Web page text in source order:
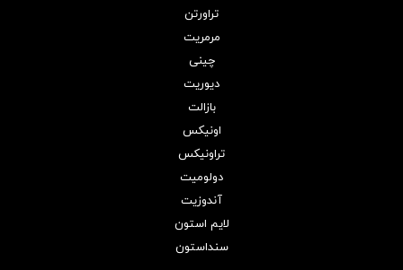
تراورتن
مرمریت
چینی
دیوریت
بازالت
اونیکس
تراونیکس
دولومیت
آندوزیت
لایم استون
سنداستون